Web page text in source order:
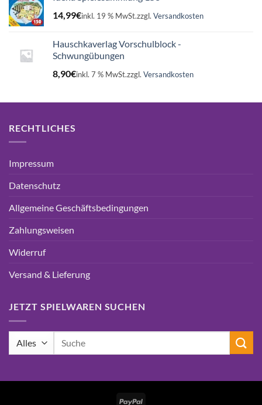
14,99€inkl. 19 % MwSt.zzgl. Versandkosten
Hauschkaverlag Vorschulblock -
Schwungübungen
8,90€inkl. 7 % MwSt.zzgl. Versandkosten
RECHTLICHES
Impressum
Datenschutz
Allgemeine Geschäftsbedingungen
Zahlungsweisen
Widerruf
Versand & Lieferung
JETZT SPIELWAREN SUCHEN
PayPal